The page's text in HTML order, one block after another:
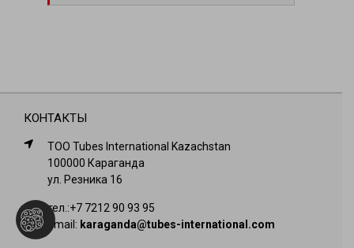
КОНТАКТЫ
ТОО Tubes International Kazachstan
100000 Караганда
ул. Резника 16
тел.:+7 7212 90 93 95
Email: karaganda@tubes-international.com